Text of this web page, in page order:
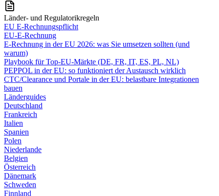
Länder- und Regulatorikregeln
EU E-Rechnungspflicht
EU-E-Rechnung
E‑Rechnung in der EU 2026: was Sie umsetzen sollten (und
warum)
Playbook für Top‑EU‑Märkte (DE, FR, IT, ES, PL, NL)
PEPPOL in der EU: so funktioniert der Austausch wirklich
CTC/Clearance und Portale in der EU: belastbare Integrationen
bauen
Länderguides
Deutschland
Frankreich
Italien
Spanien
Polen
Niederlande
Belgien
Österreich
Dänemark
Schweden
Finnland